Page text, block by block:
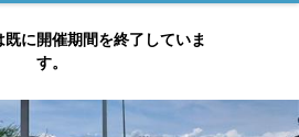
に開催期間を終了していま
す。